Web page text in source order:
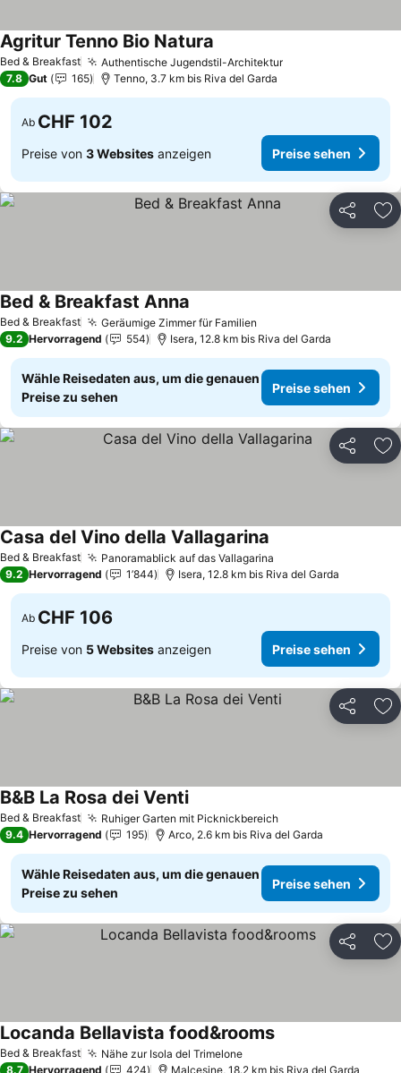
Bed & Breakfast Authentische Jugendstil-ArchitekturPreise sehen
Agritur Tenno Bio Natura
7.8 Gut 165 Tenno, 3.7 km bis Riva del Garda
Ab CHF 102
Preise von 3 Websites anzeigen Preise sehen
Teilen
Bed & Breakfast Geräumige Zimmer für Familien
Bed & Breakfast Anna
9.2 Hervorragend 554 Isera, 12.8 km bis Riva del Garda
Wähle Reisedaten aus, um die genauen
Preise zu sehen
Preise sehen
Teilen
Bed & Breakfast Panoramablick auf das Vallagarina
Casa del Vino della Vallagarina
9.2 Hervorragend 1’844 Isera, 12.8 km bis Riva del Garda
Ab CHF 106
Preise von 5 Websites anzeigen Preise sehen
Teilen
Bed & Breakfast Ruhiger Garten mit PicknickbereichPreise sehen
B&B La Rosa dei VentiPreise sehen
9.4 Hervorragend 195 Arco, 2.6 km bis Riva del Garda
Wähle Reisedaten aus, um die genauen
Preise zu sehen
Preise sehen
Teilen
Bed & Breakfast Nähe zur Isola del TrimelonePreise sehen
Locanda Bellavista food&roomsPreise sehen
8.7 Hervorragend 424 Malcesine, 18.2 km bis Riva del Garda